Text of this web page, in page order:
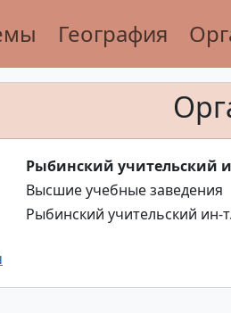
География
Рыбинский учительский
Высшие учебные заведения
Рыбинский учительский ин-т.